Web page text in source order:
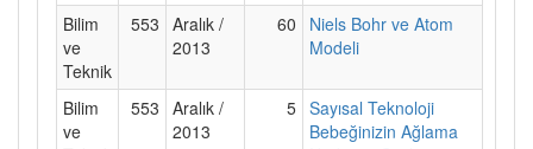
Bilim
ve
Teknik
553 Aralık /
2013
60
Niels Bohr ve Atom
Modeli
Bilim
ve
553 Aralık /
2013
5 Sayısal Teknoloji
Bebeğinizin Ağlama